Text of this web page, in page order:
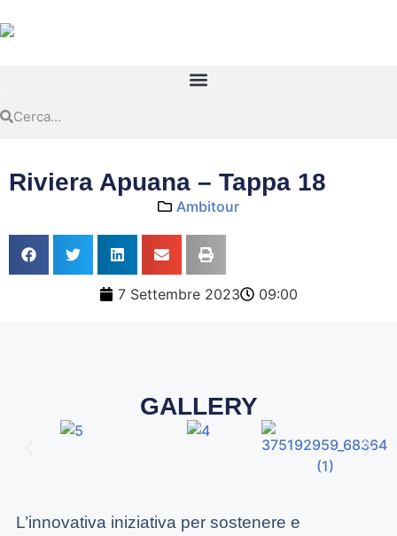
Riviera Apuana – Tappa 18
Ambitour
7 Settembre 2023 09:00
GALLERY
L’innovativa iniziativa per sostenere e